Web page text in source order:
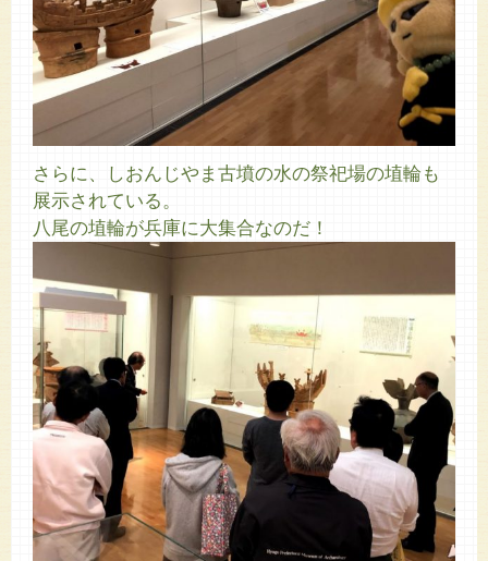
さらに、しおんじやま古墳の水の祭祀場の埴輪も
展示されている。
八尾の埴輪が兵庫に大集合なのだ！